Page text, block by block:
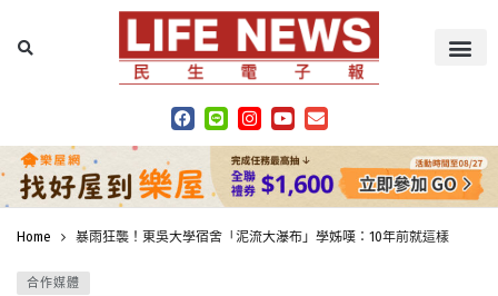
Home 暴雨狂襲！東吳大學宿舍「泥流大瀑布」學姊嘆：10年前就這樣
合作媒體